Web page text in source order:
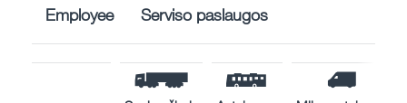
Employee Serviso paslaugos